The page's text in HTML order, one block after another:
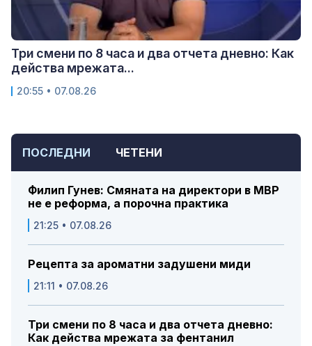
ПОСЛЕДНИ ЧЕТЕНИ
Филип Гунев: Смяната на директори в МВР
не е реформа, а порочна практика
21:25 • 07.08.26
Рецепта за ароматни задушени миди
21:11 • 07.08.26
Три смени по 8 часа и два отчета дневно:
Как действа мрежата за фентанил
Три смени по 8 часа и два отчета дневно: Как
действа мрежата...
20:55 • 07.08.26